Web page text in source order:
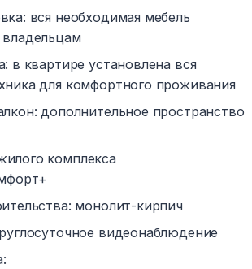
вся необходимая мебель
в квартире установлена вся
для комфортного проживания
дополнительное пространство
комплекса
монолит-кирпич
видеонаблюдение